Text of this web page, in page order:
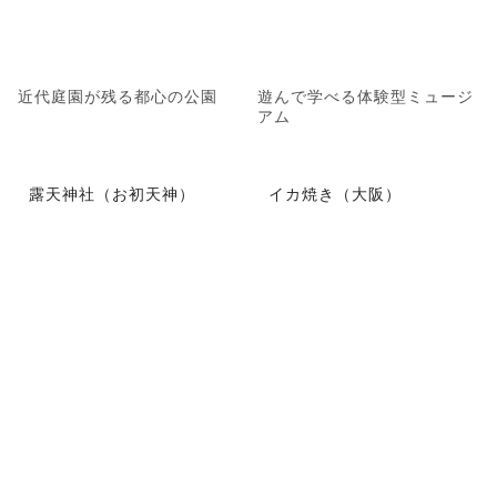
近代庭園が残る都心の公園
遊んで学べる体験型ミュージ
アム
露天神社（お初天神） イカ焼き（大阪）